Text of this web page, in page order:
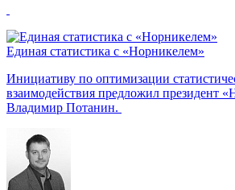
Единая статистика с «Норникелем»
Инициативу по оптимизации
взаимодействия предложил президент
Владимир Потанин.